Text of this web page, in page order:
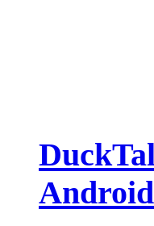
Android